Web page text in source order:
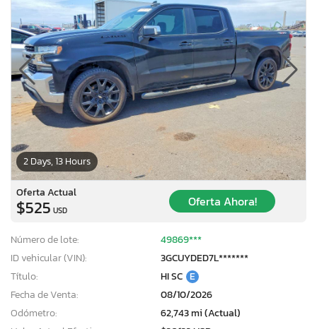
2 Days, 13 Hours
Oferta Actual
$525 USD
Oferta Ahora!
Número de lote:
49869***
ID vehicular (VIN):
3GCUYDED7L*******
Título:
HI SC E
Fecha de Venta:
08/10/2026
Odómetro:
62,743 mi (Actual)